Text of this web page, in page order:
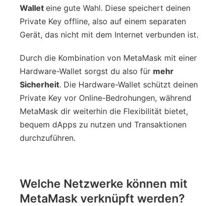
Wallet eine gute Wahl. Diese speichert deinen
Private Key offline, also auf einem separaten
Gerät, das nicht mit dem Internet verbunden ist.
Durch die Kombination von MetaMask mit einer
Hardware-Wallet sorgst du also für mehr
Sicherheit. Die Hardware-Wallet schützt deinen
Private Key vor Online-Bedrohungen, während
MetaMask dir weiterhin die Flexibilität bietet,
bequem dApps zu nutzen und Transaktionen
durchzuführen.
Welche Netzwerke können mit
MetaMask verknüpft werden?